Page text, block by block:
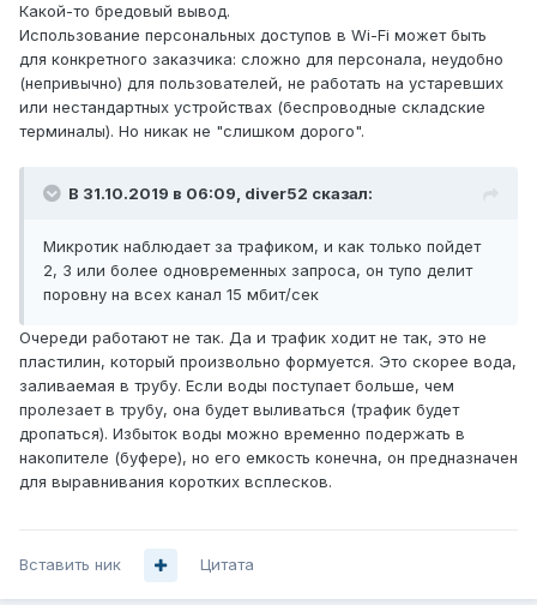
Какой-то бредовый вывод.
Использование персональных доступов в Wi-Fi может быть
для конкретного заказчика: сложно для персонала, неудобно
(непривычно) для пользователей, не работать на устаревших
или нестандартных устройствах (беспроводные складские
терминалы). Но никак не "слишком дорого".
В 31.10.2019 в 06:09, diver52 сказал:
Микротик наблюдает за трафиком, и как только пойдет
2, 3 или более одновременных запроса, он тупо делит
поровну на всех канал 15 мбит/сек
Очереди работают не так. Да и трафик ходит не так, это не
пластилин, который произвольно формуется. Это скорее вода,
заливаемая в трубу. Если воды поступает больше, чем
пролезает в трубу, она будет выливаться (трафик будет
дропаться). Избыток воды можно временно подержать в
накопителе (буфере), но его емкость конечна, он предназначен
для выравнивания коротких всплесков.
Вставить ник Цитата